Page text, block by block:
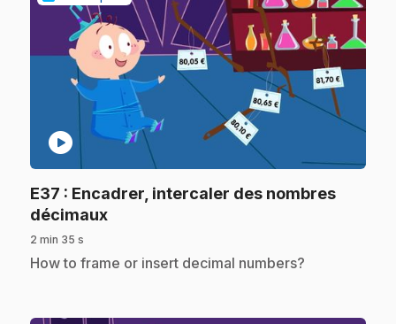
play_circle
E37 : Encadrer, intercaler des nombres
décimaux.
2 min 35 s
.How to frame or insert decimal numbers?